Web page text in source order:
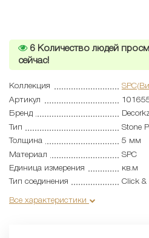
6 Количество людей
сейчас!
Коллекция
Артикул
Бренд
Тип
Stone
Толщина
5 мм
Материал
SPC
Единица измерения
кв.м
Тип соединения
Click &
Все характеристики